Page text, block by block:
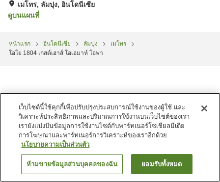
เมโทร, ลัมปุง, อินโดนีเซีย
ดูบนแผนที่
หน้าแรก อินโดนีเซีย ลัมปุง
เมโทร
โอโย 1804 เกสต์เฮาส์ โอเอมาห์ โอพา
ค้นหาห้องพัก
เว็บไซต์นี้ใช้คุกกี้เพื่อปรับปรุงประสบการณ์ใช้งานของผู้ใช้ และ
วิเคราะห์ประสิทธิภาพและปริมาณการใช้งานบนเว็บไซต์ของเรา
เรายังแบ่งปันข้อมูลการใช้งานไซต์กับพาร์ทเนอร์โซเชียลมีเดีย
การโฆษณาและพาร์ทเนอร์การวิเคราะห์ของเราอีกด้วย
นโยบายความเป็นส่วนตัว
ห้ามขายข้อมูลส่วนบุคคลของฉัน ยอมรับทั้งหมด